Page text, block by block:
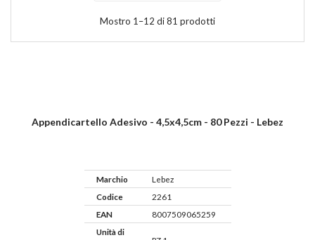
Mostro 1–12 di 81 prodotti
Appendicartello Adesivo - 4,5x4,5cm - 80 Pezzi - Lebez
Marchio
Lebez
Codice
2261
EAN
8007509065259
Unità di